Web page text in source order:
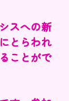
スへの新
とらわれ
ことがで